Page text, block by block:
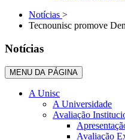
Notícias >
Tecnounisc promove
Notícias
MENU DA PÁGINA
A Unisc
A Universidade
Avaliação
Avaliação